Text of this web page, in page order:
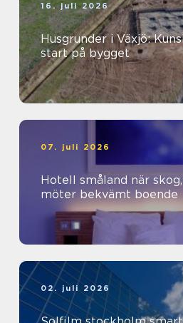
16. juli 2026
Husgrunder i Växjö:
start på bygget
07. juli 2026
Hotell småland när skog, slott och sjö
möter bekvämt boende
02. juli 2026